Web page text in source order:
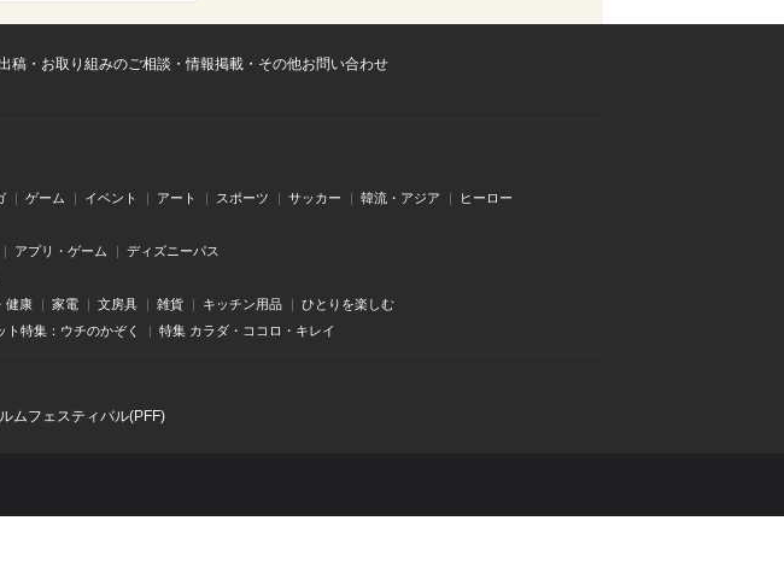
稿・お取り組みのご相談・情報掲載・その他お問い合わせ
ゲーム イベント アート スポーツ サッカー 韓流・アジア ヒーロー
アプリ・ゲーム ディズニーパス
健康 家電 文房具 雑貨 キッチン用品 ひとりを楽しむ
ト特集：ウチのかぞく 特集 カラダ・ココロ・キレイ
ムフェスティバル(PFF)